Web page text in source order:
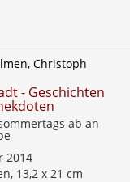
Christoph
- Geschichten
ab an
2014
13,2 x 21 cm